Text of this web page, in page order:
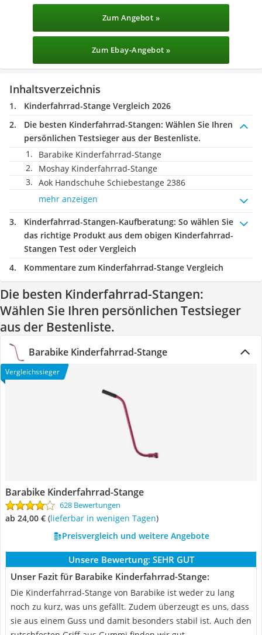
Zum Angebot »
Zum Ebay-Angebot »
Inhaltsverzeichnis
Kinderfahrrad-Stange Vergleich 2026
Die besten Kinderfahrrad-Stangen: Wählen Sie Ihren
persönlichen Testsieger aus der Bestenliste.
Barabike Kinderfahrrad-Stange
Moshay Kinderfahrrad-Stange
Aok Handschuhe Schiebestange 2386
mehr anzeigen
Kinderfahrrad-Stangen-Kaufberatung: So wählen Sie
das richtige Produkt aus dem obigen Kinderfahrrad-
Stangen Test oder Vergleich
Kommentare zum Kinderfahrrad-Stange Vergleich
Die besten Kinderfahrrad-Stangen:
Wählen Sie Ihren persönlichen Testsieger
aus der Bestenliste.
Barabike Kinderfahrrad-Stange
Vergleichssieger
Barabike Kinderfahrrad-Stange
628 Bewertungen
ab 24,00 € ( Lieferbar in wenigen Tagen)
Preisvergleich und weitere Angebote
Unsere Bewertung: SEHR GUT
Unser Fazit für Barabike Kinderfahrrad-Stange:
Die Kinderfahrrad-Stange von Barabike ist weder zu lang
noch zu kurz, was uns gefällt. Zudem überzeugt es uns, dass
sie aus einem Guss und damit besonders stabil ist. Auch den